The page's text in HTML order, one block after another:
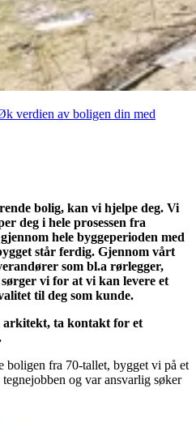
verdien av boligen din med
bolig, kan vi hjelpe deg. Vi
deg i hele prosessen fra
hele byggeperioden med
står ferdig. Gjennom vårt
som bl.a rørlegger,
vi for at vi kan levere et
til deg som kunde.
arkitekt, ta kontakt for et
boligen fra 70-tallet, bygget vi på et
og var ansvarlig søker